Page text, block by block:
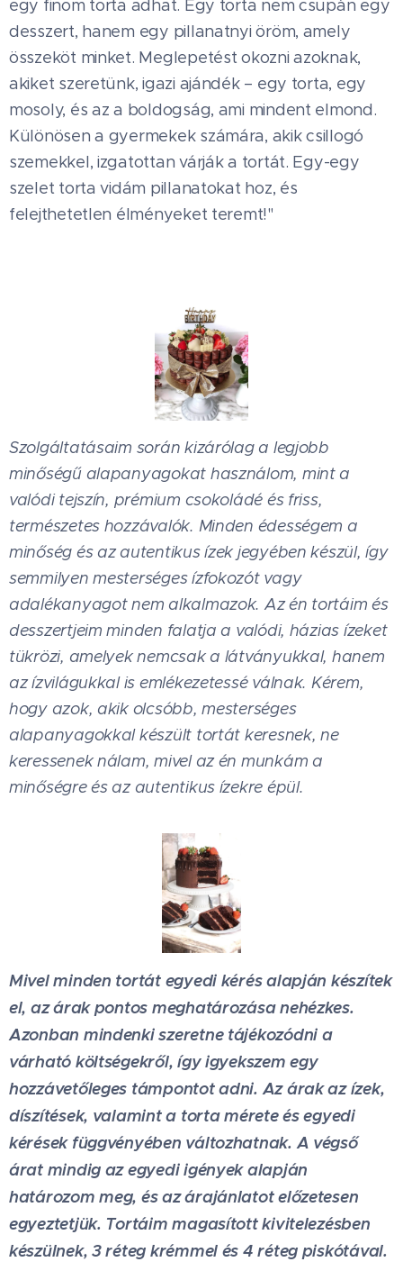
egy finom torta adhat. Egy torta nem csupán egy
desszert, hanem egy pillanatnyi öröm, amely
összeköt minket. Meglepetést okozni azoknak,
akiket szeretünk, igazi ajándék – egy torta, egy
mosoly, és az a boldogság, ami mindent elmond.
Különösen a gyermekek számára, akik csillogó
szemekkel, izgatottan várják a tortát. Egy-egy
szelet torta vidám pillanatokat hoz, és
felejthetetlen élményeket teremt!"
Szolgáltatásaim során kizárólag a legjobb
minőségű alapanyagokat használom, mint a
valódi tejszín, prémium csokoládé és friss,
természetes hozzávalók. Minden édességem a
minőség és az autentikus ízek jegyében készül, így
semmilyen mesterséges ízfokozót vagy
adalékanyagot nem alkalmazok. Az én tortáim és
desszertjeim minden falatja a valódi, házias ízeket
tükrözi, amelyek nemcsak a látványukkal, hanem
az ízvilágukkal is emlékezetessé válnak. Kérem,
hogy azok, akik olcsóbb, mesterséges
alapanyagokkal készült tortát keresnek, ne
keressenek nálam, mivel az én munkám a
minőségre és az autentikus ízekre épül.
Mivel minden tortát egyedi kérés alapján készítek
el, az árak pontos meghatározása nehézkes.
Azonban mindenki szeretne tájékozódni a
várható költségekről, így igyekszem egy
hozzávetőleges támpontot adni. Az árak az ízek,
díszítések, valamint a torta mérete és egyedi
kérések függvényében változhatnak. A végső
árat mindig az egyedi igények alapján
határozom meg, és az árajánlatot előzetesen
egyeztetjük. Tortáim magasított kivitelezésben
készülnek, 3 réteg krémmel és 4 réteg piskótával.